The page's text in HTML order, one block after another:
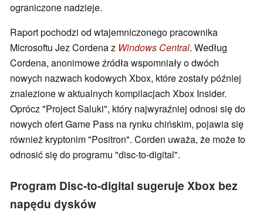
ograniczone nadzieje.
Raport pochodzi od wtajemniczonego pracownika
Microsoftu Jez Cordena z Windows Central. Według
Cordena, anonimowe źródła wspomniały o dwóch
nowych nazwach kodowych Xbox, które zostały później
znalezione w aktualnych kompilacjach Xbox Insider.
Oprócz "Project Saluki", który najwyraźniej odnosi się do
nowych ofert Game Pass na rynku chińskim, pojawia się
również kryptonim "Positron". Corden uważa, że może to
odnosić się do programu "disc-to-digital".
Program Disc-to-digital sugeruje Xbox bez
napędu dysków